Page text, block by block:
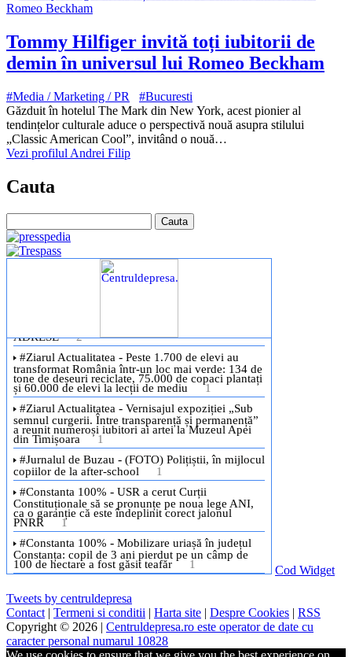
Tommy Hilfiger invită toți iubitorii de
demin în universul lui Romeo Beckham
#Media / Marketing / PR
#Bucuresti
Găzduit în hotelul The Mark din New York, acest pionier al
tendințelor culturale aduce o perspectivă nouă asupra stilului
„Classic American Cool”, invitând o nouă…
Vezi profilul Andrei Filip
Cauta
Cod Widget
Tweets by centruldepresa
Contact | Termeni si conditii | Harta site | Despre Cookies | RSS
Copyright © 2026 | Centruldepresa.ro este operator de date cu
caracter personal numarul 10828